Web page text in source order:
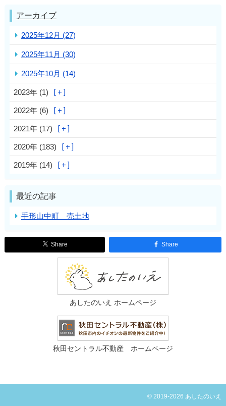
アーカイブ
2025年12月 (27)
2025年11月 (30)
2025年10月 (14)
2023年 (1)
2022年 (6)
2021年 (17)
2020年 (183)
2019年 (14)
最近の記事
手形山中町 売土地
Share Share
あしたのいえ ホームページ
秋田セントラル不動産 ホームページ
© 2019-2026 あしたのいえ